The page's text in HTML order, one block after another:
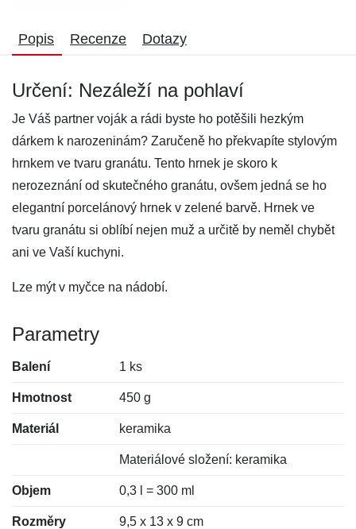
Popis Recenze Dotazy
Určení: Nezáleží na pohlaví
Je Váš partner voják a rádi byste ho potěšili hezkým
dárkem k narozeninám? Zaručeně ho překvapíte stylovým
hrnkem ve tvaru granátu. Tento hrnek je skoro k
nerozeznání od skutečného granátu, ovšem jedná se ho
elegantní porcelánový hrnek v zelené barvě. Hrnek ve
tvaru granátu si oblíbí nejen muž a určitě by neměl chybět
ani ve Vaší kuchyni.
Lze mýt v myčce na nádobí.
Parametry
Balení 1 ks
Hmotnost 450 g
Materiál keramika
Materiálové složení: keramika
Objem 0,3 l = 300 ml
Rozměry 9,5 x 13 x 9 cm